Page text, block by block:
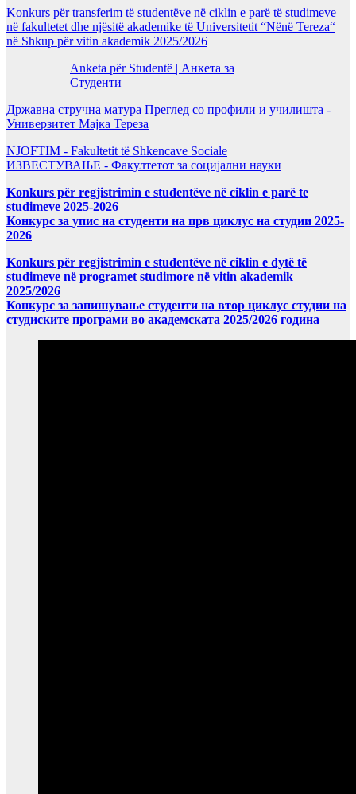
Konkurs për transferim të studentëve në ciklin e parë të studimeve
në fakultetet dhe njësitë akademike të Universitetit “Nënë Tereza“
në Shkup për vitin akademik 2025/2026
Anketa për Studentë | Анкета за
Студенти
Државна стручна матура Преглед со профили и училишта -
Универзитет Мајка Тереза
NJOFTIM - Fakultetit të Shkencave Sociale
ИЗВЕСТУВАЊЕ - Факултетот за социјални науки
Konkurs për regjistrimin e studentëve në ciklin e parë te
studimeve 2025-2026
Конкурс за упис на студенти на прв циклус на студии 2025-
2026
Konkurs për regjistrimin e studentëve në ciklin e dytë të
studimeve në programet studimore në vitin akademik
2025/2026
Конкурс за запишување студенти на втор циклус студии на
студиските програми во академската 2025/2026 година